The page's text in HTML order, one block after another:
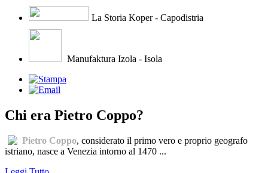
La Storia Koper - Capodistria
Manufaktura Izola - Isola
Chi era Pietro Coppo?
Pietro Coppo, considerato il primo vero e proprio geografo
istriano, nasce a Venezia intorno al 1470 ...